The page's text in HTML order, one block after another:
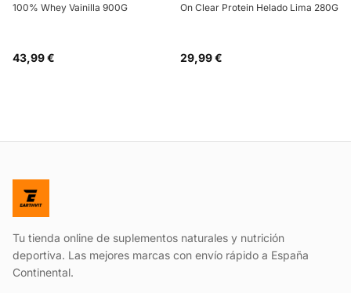
100% Whey Vainilla 900G
43,99 €
On Clear Protein Helado Lima 280G
29,99 €
Tu tienda online de suplementos naturales y nutrición
deportiva. Las mejores marcas con envío rápido a España
Continental.